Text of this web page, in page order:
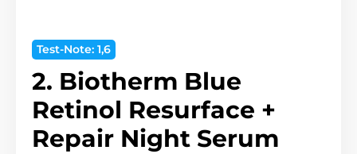
Test-Note: 1,6
2. Biotherm Blue
Retinol Resurface +
Repair Night Serum